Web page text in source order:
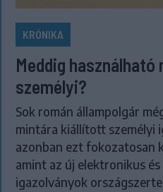
KRÓNIKA
Meddig használható
személyi?
Sok román állampolgár
mintára kiállított személyi
azonban ezt fokozatosan
amint az új elektronikus
igazolványok